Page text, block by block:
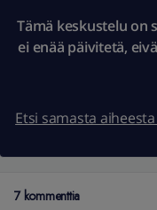
Tämä keskustelu on
ei enää päivitetä,
Etsi samasta
7 kommenttia